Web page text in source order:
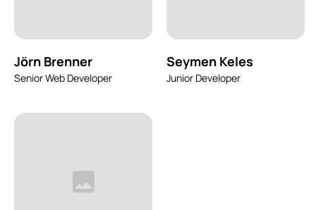
Jörn Brenner
Senior Web Developer
Seymen Keles
Junior Developer